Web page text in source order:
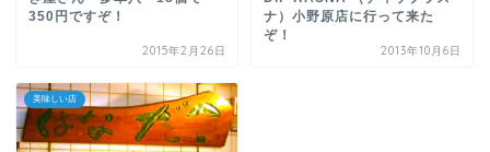
350円ですぞ！
2015年2月26日
ナ）小野原店に行って来た
ぞ！
2013年10月6日
美味しい店